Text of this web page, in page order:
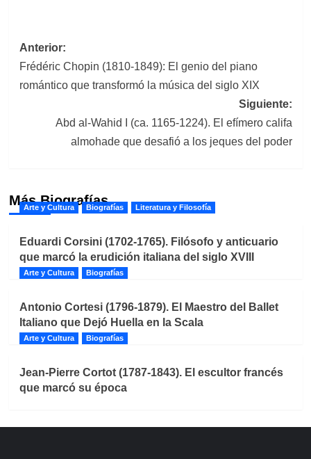
Navegación
de
entradas
Anterior:
Frédéric Chopin (1810-1849): El genio del piano
romántico que transformó la música del siglo XIX
Siguiente:
Abd al-Wahid I (ca. 1165-1224). El efímero califa
almohade que desafió a los jeques del poder
Más Biografías
Arte y Cultura Biografías Literatura y Filosofía
Eduardi Corsini (1702-1765). Filósofo y anticuario
que marcó la erudición italiana del siglo XVIII
Arte y Cultura Biografías
Antonio Cortesi (1796-1879). El Maestro del Ballet
Italiano que Dejó Huella en la Scala
Arte y Cultura Biografías
Jean-Pierre Cortot (1787-1843). El escultor francés
que marcó su época